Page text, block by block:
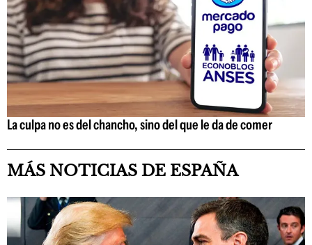
La culpa no es del chancho, sino del que le da de comer
MÁS NOTICIAS DE ESPAÑA